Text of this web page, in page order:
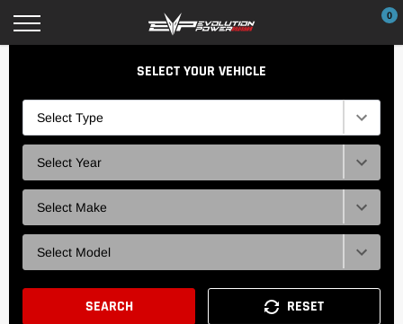
au
contenu
0
SELECT YOUR VEHICLE
SEARCH RESET